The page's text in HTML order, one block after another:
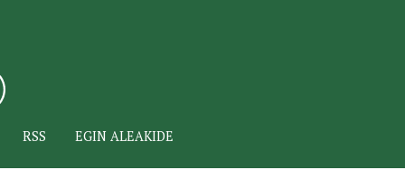
RSS EGIN ALEAKIDE